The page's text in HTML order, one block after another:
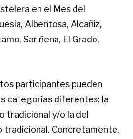
en el Mes del
Albentosa, Alcañiz,
Sariñena, El Grado,
participantes pueden
categorías diferentes: la
tradicional y/o la del
tradicional. Concretamente,